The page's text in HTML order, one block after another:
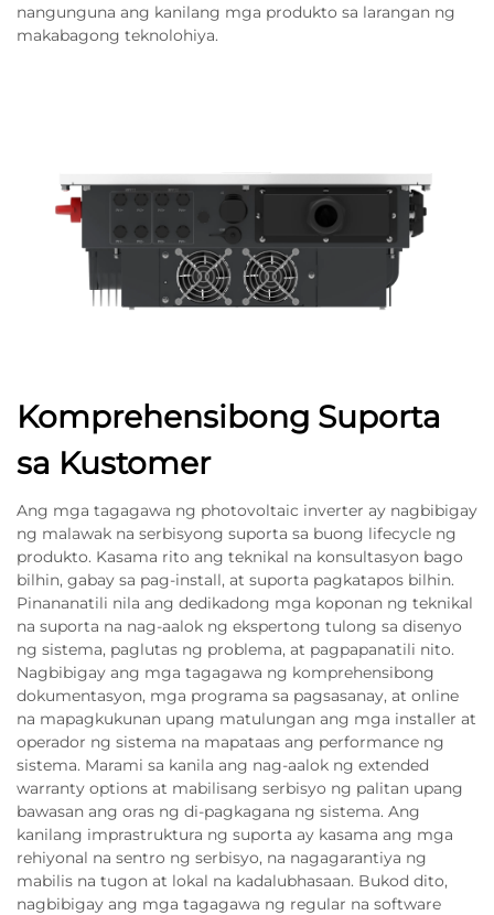
nangunguna ang kanilang mga produkto sa larangan ng
makabagong teknolohiya.
Komprehensibong Suporta
sa Kustomer
Ang mga tagagawa ng photovoltaic inverter ay nagbibigay
ng malawak na serbisyong suporta sa buong lifecycle ng
produkto. Kasama rito ang teknikal na konsultasyon bago
bilhin, gabay sa pag-install, at suporta pagkatapos bilhin.
Pinananatili nila ang dedikadong mga koponan ng teknikal
na suporta na nag-aalok ng ekspertong tulong sa disenyo
ng sistema, paglutas ng problema, at pagpapanatili nito.
Nagbibigay ang mga tagagawa ng komprehensibong
dokumentasyon, mga programa sa pagsasanay, at online
na mapagkukunan upang matulungan ang mga installer at
operador ng sistema na mapataas ang performance ng
sistema. Marami sa kanila ang nag-aalok ng extended
warranty options at mabilisang serbisyo ng palitan upang
bawasan ang oras ng di-pagkagana ng sistema. Ang
kanilang imprastruktura ng suporta ay kasama ang mga
rehiyonal na sentro ng serbisyo, na nagagarantiya ng
mabilis na tugon at lokal na kadalubhasaan. Bukod dito,
nagbibigay ang mga tagagawa ng regular na software